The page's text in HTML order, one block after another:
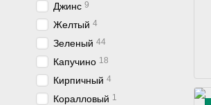
Джинс 9
Желтый 4
Зеленый 44
Капучино 18
Кирпичный 4
Коралловый 1